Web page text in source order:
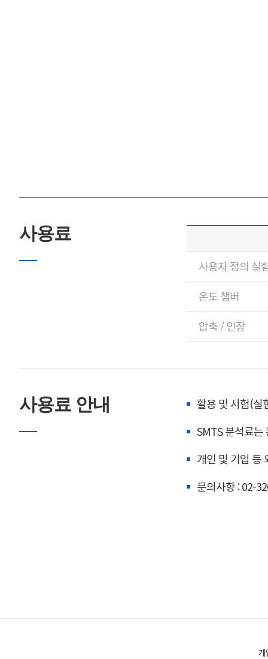
사용료
사용자 정의 실
온도 챔버
압축 / 인장
사용료 안내
활용 및 시험(실
SMTS 분석료는
개인 및 기업 등
문의사항 : 02-